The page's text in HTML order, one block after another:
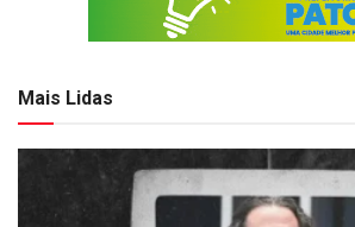
Mais Lidas